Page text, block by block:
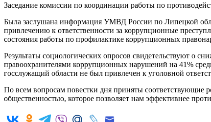
Заседание комиссии по координации работы по
Была заслушана информация УМВД России по Липецкой
привлечению к ответственности за коррупционные
состояния работы по профилактике коррупционных
Результаты социологических опросов свидетельствуют о
правоохранителями коррупционных нарушений на 41%
госслужащий области не был привлечен к уголовной
По всем вопросам повестки дня приняты соответствующие
общественностью, которое позволяет нам эффективнее